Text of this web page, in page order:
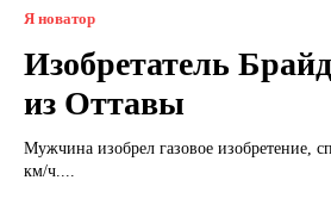
Я новатор
Изобретатель
из Оттавы
Мужчина изобрел газовое изобретение,
км/ч....